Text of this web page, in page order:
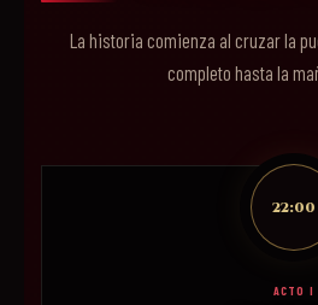
La historia comienza al cruzar la
completo hasta la
22:00
ACTO I